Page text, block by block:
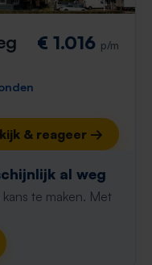
€ 1.016 p/m
& reageer →
al weg
te maken. Met